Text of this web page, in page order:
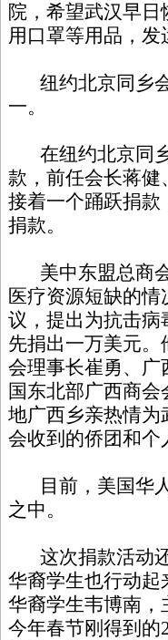
院，希望武汉早
用口罩等用品，发
纽约北京同乡会
一。
在纽约北京同乡
款，前任会长蒋健
接着一个踊跃捐款
捐款。
美中东盟总商会
医疗资源短缺的
议，提出为抗击病
先捐出一万美元
会理事长崔勇、广
国东北部广西商
地广西乡亲热情为
会收到的侨团和个
目前，美国华人
之中。
这次捐款活动还
华裔学生也行动起
华裔学生韦博南，
今年春节刚得到的